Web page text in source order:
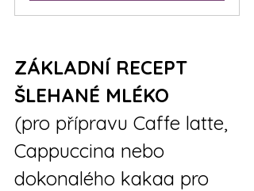
ZÁKLADNÍ RECEPT
ŠLEHANÉ MLÉKO
(pro přípravu Caffe latte,
Cappuccina nebo
dokonalého kakaa pro